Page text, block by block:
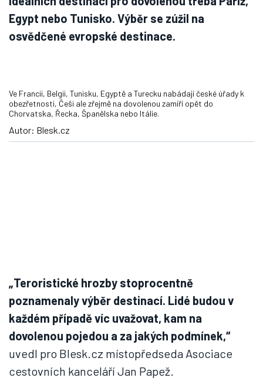
Egypt nebo Tunisko. Výběr se zúžil na
osvědčené evropské destinace.
Ve Francii, Belgii, Tunisku, Egyptě a Turecku nabádají české úřady k
obezřetnosti, Češi ale zřejmě na dovolenou zamíří opět do
Chorvatska, Řecka, Španělska nebo Itálie.
Autor: Blesk.cz
„Teroristické hrozby stoprocentně
poznamenaly výběr destinací. Lidé budou v
každém případě víc uvažovat, kam na
dovolenou pojedou a za jakých podmínek,“
uvedl pro Blesk.cz místopředseda Asociace
cestovních kanceláří Jan Papež.